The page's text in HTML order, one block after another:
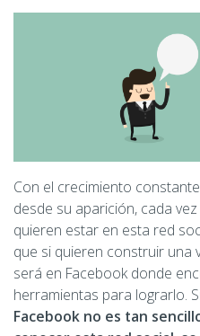
Con el crecimiento
desde su aparición, cada
quieren estar en esta red
que si quieren construir una
será en Facebook donde
herramientas para lograrlo.
Facebook no es tan